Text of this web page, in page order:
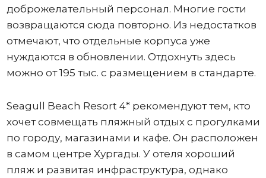
доброжелательный персонал. Многие гости
возвращаются сюда повторно. Из недостатков
отмечают, что отдельные корпуса уже
нуждаются в обновлении. Отдохнуть здесь
можно от 195 тыс. с размещением в стандарте.
Seagull Beach Resort 4* рекомендуют тем, кто
хочет совмещать пляжный отдых с прогулками
по городу, магазинами и кафе. Он расположен
в самом центре Хургады. У отеля хороший
пляж и развитая инфраструктура, однако